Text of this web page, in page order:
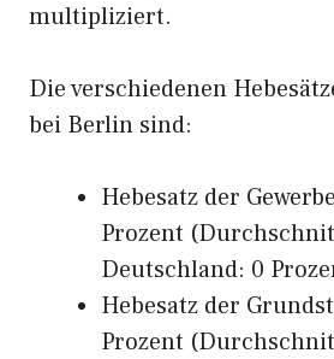
multipliziert.
Die verschiedenen
bei Berlin sind:
Hebesatz der
Prozent
Deutschland: 0
Hebesatz der
Prozent